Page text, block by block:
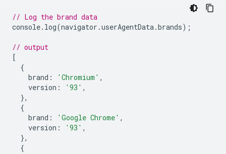
// Log the brand data
console. log(navigator .userAgentData.brands);
// output
[
{
brand : 'Chromium' ,
version : '93' ,
},
{
brand : 'Google Chrome' ,
version : '93' ,
},
{